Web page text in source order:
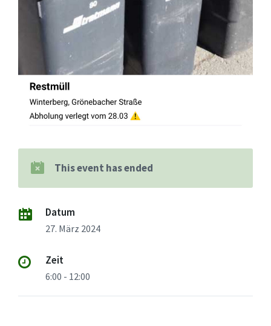
This event has ended
Datum
27. März 2024
Zeit
6:00 - 12:00